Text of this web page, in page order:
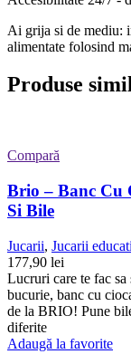
Ai grija si de mediu:
alimentate folosind
Produse
Compară
Brio – Banc Cu
Si Bile
Jucarii, Jucarii
177,90 lei
Lucruri care te fac sa
bucurie, banc cu
de la BRIO! Pune
diferite
Adaugă la favorite